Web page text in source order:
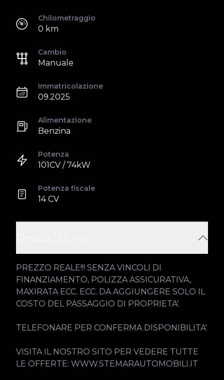
Chilometraggio
0 km
Cambio
Manuale
Immatricolazione
09.2025
Alimentazione
Benzina
Potenza
101CV / 74kW
Potenza fiscale
14 CV
PREZZO REALE!!! SENZA VINCOLI DI
FINANZIAMENTO, POLIZZA ASSICURATIVA,
MAXIRATA ECC. ECC. DA AGGIUNGERE SOLO IL
COSTO DEL PASSAGGIO DI PROPRIETA'.
TELEFONARE PER CONFERMA DISPONIBILITA'
VISITA IL NOSTRO SITO PER VEDERE TUTTE
LE OFFERTE: WWW.STEMARAUTOMOBILI.IT